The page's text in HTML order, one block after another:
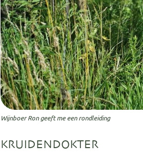
Wijnboer Ron geeft me een rondleiding
KRUIDENDOKTER